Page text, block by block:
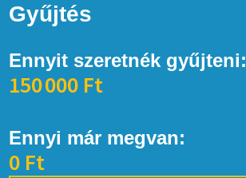
Gyűjtés
Ennyit szeretnék gyűjteni:
150 000 Ft
Ennyi már megvan:
0 Ft